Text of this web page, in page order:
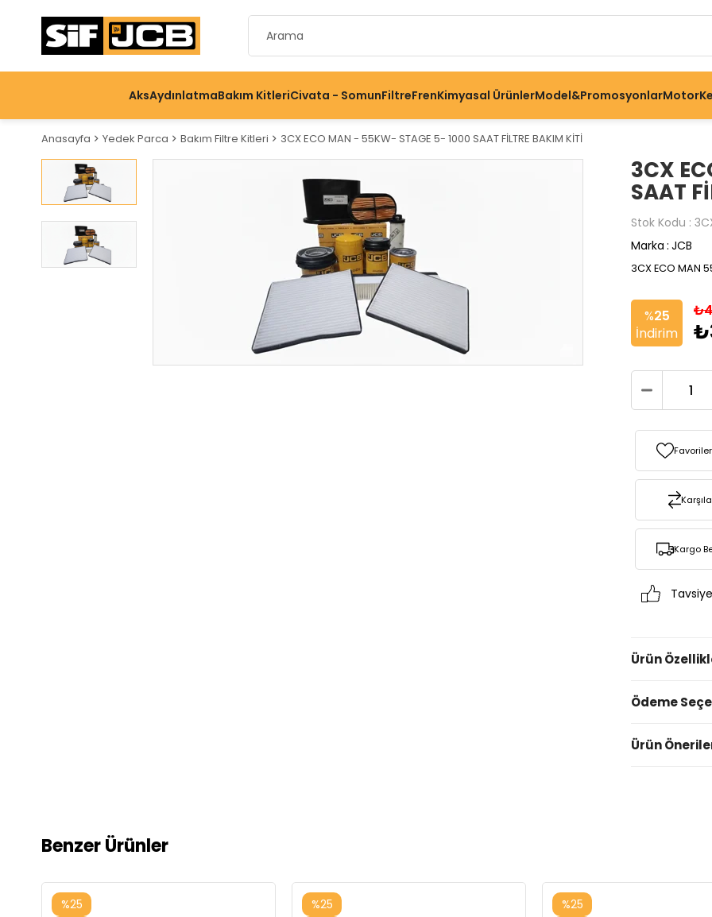
AksAydınlatmaBakım KitleriCivata - SomunFiltreFrenKimyasal ÜrünlerModel&PromosyonlarMotor
Anasayfa Yedek Parca Bakım Filtre Kitleri 3CX ECO MAN - 55KW- STAGE 5- 1000 SAAT FİLTRE BAKIM KİTİ
3CX
SAAT
Stok Kodu
Marka : JCB
3CX ECO MAN
%25
İndirim
Kargo
Ürün
Ödeme
Ürün
Benzer Ürünler
%25 %25 %25